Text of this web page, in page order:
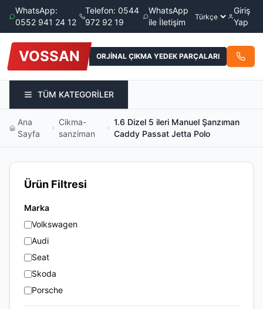
WhatsApp:
0552 941 24 12
Telefon: 0544
972 92 19
WhatsApp
ile İletişim
Giriş
Yap
VOSSAN ORJİNAL ÇIKMA YEDEK PARÇALARI
TÜM KATEGORİLER
Ana
Sayfa
Cikma-
sanziman
1.6 Dizel 5 ileri Manuel Şanzıman
Caddy Passat Jetta Polo
Ürün Filtresi
Marka
Volkswagen
Audi
Seat
Skoda
Porsche